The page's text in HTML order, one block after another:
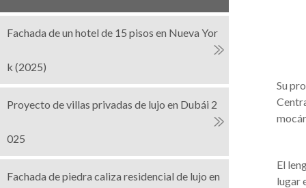
M
Fachada de un hotel de 15 pisos en Nueva Yor
k (2025)
Proyecto de villas privadas de lujo en Dubái 2
025
Fachada de piedra caliza residencial de lujo en
Su
El
lugar